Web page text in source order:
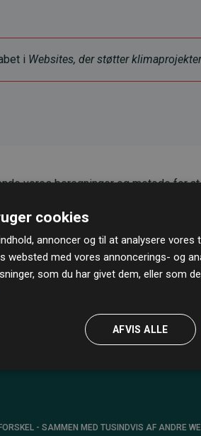
i Websites, der støtter klimaprojekter
vores beregninger og metode for at
medlemmernes websites
- SAMMEN MED TUSINDVIS AF ANDRE
cookies
annoncer og til at analysere vores
websted med vores annoncerings- og
som du har givet dem, eller som
AFVIS ALLE